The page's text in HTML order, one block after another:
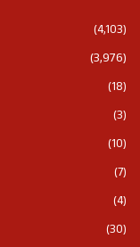
(4,103)
(3,976)
(18)
(3)
(10)
(7)
(4)
(30)